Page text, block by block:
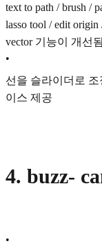
text to path / brush /
lasso tool / edit
vector 기능이 개선됨
•
선을 슬라이더로
이스 제공
4. buzz-
•